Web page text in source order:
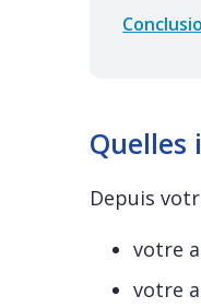
Quelles
Depuis
votre
votre